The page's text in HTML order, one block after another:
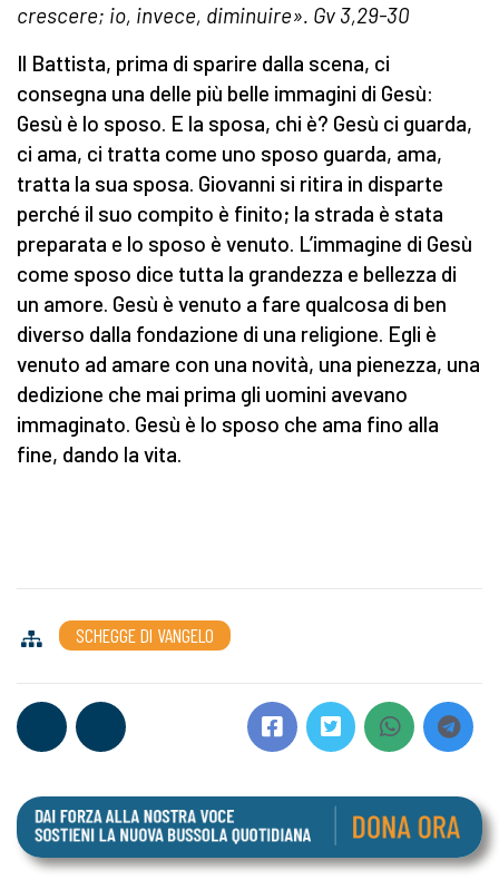
crescere; io, invece, diminuire». Gv 3,29-30
Il Battista, prima di sparire dalla scena, ci
consegna una delle più belle immagini di Gesù:
Gesù è lo sposo. E la sposa, chi è? Gesù ci guarda,
ci ama, ci tratta come uno sposo guarda, ama,
tratta la sua sposa. Giovanni si ritira in disparte
perché il suo compito è finito; la strada è stata
preparata e lo sposo è venuto. L’immagine di Gesù
come sposo dice tutta la grandezza e bellezza di
un amore. Gesù è venuto a fare qualcosa di ben
diverso dalla fondazione di una religione. Egli è
venuto ad amare con una novità, una pienezza, una
dedizione che mai prima gli uomini avevano
immaginato. Gesù è lo sposo che ama fino alla
fine, dando la vita.
SCHEGGE DI VANGELO